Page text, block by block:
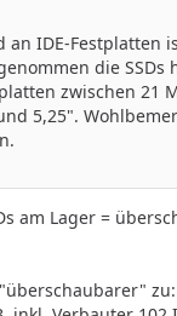
an IDE-Festplatten
die SSDs
zwischen 21
5,25".
am Lager =
zu: